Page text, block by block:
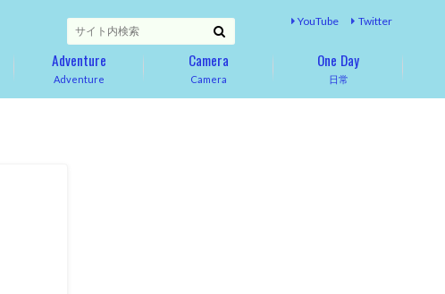
YouTube Twitter
Adventure
Adventure
Camera
Camera
日常
One Day